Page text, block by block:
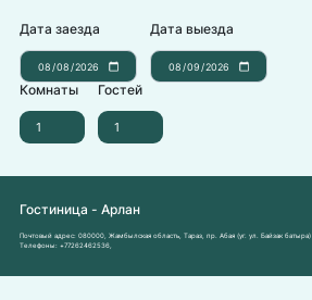
Дата заезда Дата выезда
Комнаты Гостей
Гостиница - Арлан
Почтовый адрес: 080000, Жамбылская область, Тараз, пр. Абая (уг. ул. Байзак батыра)
Телефоны: +77262462536